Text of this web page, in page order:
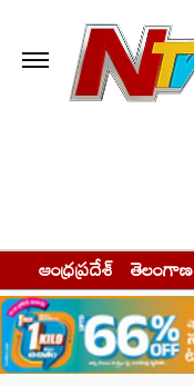
ఆంధ్రప్రదేశ్ తెలంగాణ